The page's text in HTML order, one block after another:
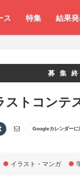
ス 特集 結果
募集
トコンテ
Googleカレンダーに
イラスト・マンガ